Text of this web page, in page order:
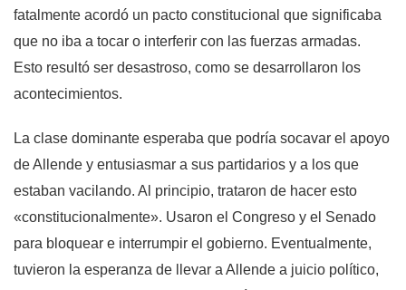
fatalmente acordó un pacto constitucional que significaba
que no iba a tocar o interferir con las fuerzas armadas.
Esto resultó ser desastroso, como se desarrollaron los
acontecimientos.
La clase dominante esperaba que podría socavar el apoyo
de Allende y entusiasmar a sus partidarios y a los que
estaban vacilando. Al principio, trataron de hacer esto
«constitucionalmente». Usaron el Congreso y el Senado
para bloquear e interrumpir el gobierno. Eventualmente,
tuvieron la esperanza de llevar a Allende a juicio político,